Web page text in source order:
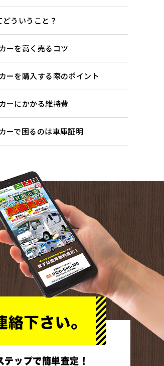
ういうこと？
ーを高く売るコツ
ーを購入する際のポイント
ーにかかる維持費
ーで困るのは車庫証明
テップで簡単査定！